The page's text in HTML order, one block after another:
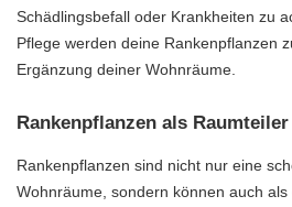
Schädlingsbefall oder Krankheiten zu
Pflege werden deine Rankenpflanzen
Ergänzung deiner Wohnräume.
Rankenpflanzen als Raumteiler
Rankenpflanzen sind nicht nur eine
Wohnräume, sondern können auch